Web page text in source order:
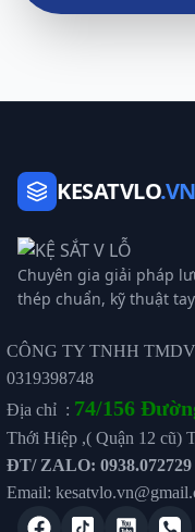
KESATVLO.VN
Chuyên gia giải pháp
thép chuẩn, kỹ thuật
CÔNG TY TNHH
0319398748
Địa chỉ : 74/156
Thới Hiệp ,( Quận 12 cũ)
ĐT/ ZALO:
Email: